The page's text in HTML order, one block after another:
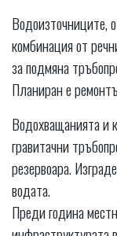
Водоизточниците,
комбинация от
за подмяна
Планиран е
Водохващанията и
гравитачни
резервоара.
водата.
Преди година